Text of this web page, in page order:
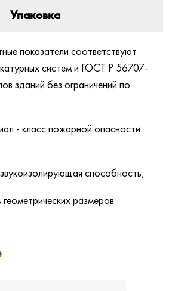
Упаковка
показатели соответствуют
систем и ГОСТ Р 56707-
зданий без ограничений по
- класс пожарной опасности
способность;
размеров.